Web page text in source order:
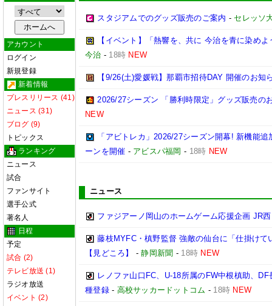
アカウント
ログイン
新規登録
新着情報
プレスリリース (41)
ニュース (31)
ブログ (9)
トピックス
ランキング
ニュース
試合
ファンサイト
選手公式
著名人
日程
予定
試合 (2)
テレビ放送 (1)
ラジオ放送
イベント (2)
スタジアムでのグッズ販売のご案内 - セレッソ
【イベント】「熱響を、共に 今治を青に染め
今治 - 18時 NEW
【9/26(土)愛媛戦】那覇市招待DAY 開催のお知
2026/27シーズン 「勝利時限定」グッズ販売の
NEW
「アビトレカ」2026/27シーズン開幕! 新機能
ーンを開催 - アビスパ福岡 - 18時 NEW
ニュース
ファジアーノ岡山のホームゲーム応援企画 JR
藤枝MYFC・槙野監督 強敵の仙台に「仕掛け
【見どころ】
-静岡新聞 - 18時 NEW
レノファ山口FC、U-18所属のFW中根槙助、
種登録- 高校サッカードットコム - 18時 NEW